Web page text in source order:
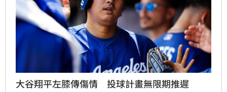
大谷翔平左膝傳傷情 投球計畫無限期推遲